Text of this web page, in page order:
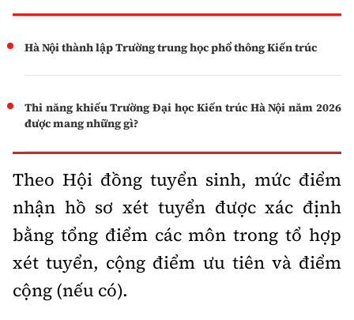
Hà Nội thành lập Trường trung học phổ thông Kiến trúc
Thi năng khiếu Trường Đại học Kiến trúc Hà Nội năm 2026
được mang những gì?
Theo Hội đồng tuyển sinh, mức điểm
nhận hồ sơ xét tuyển được xác định
bằng tổng điểm các môn trong tổ hợp
xét tuyển, cộng điểm ưu tiên và điểm
cộng (nếu có).